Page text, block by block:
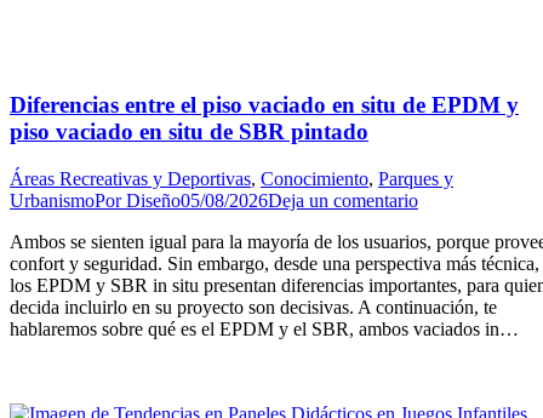
Diferencias entre el piso vaciado en situ de EPDM y
piso vaciado en situ de SBR pintado
Áreas Recreativas y Deportivas, Conocimiento, Parques y
UrbanismoPorDiseño05/08/2026Deja un comentario
Ambos se sienten igual para la mayoría de los usuarios, porque
confort y seguridad. Sin embargo, desde una perspectiva más técnica,
los EPDM y SBR in situ presentan diferencias importantes, para
decida incluirlo en su proyecto son decisivas. A continuación, te
hablaremos sobre qué es el EPDM y el SBR, ambos vaciados in…